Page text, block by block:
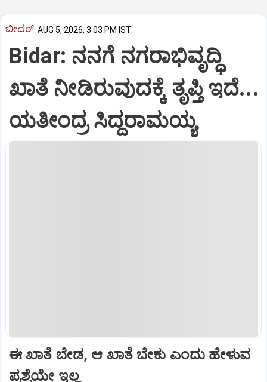
ಬೀದರ್ AUG 5, 2026, 3:03 PM IST
Bidar: ನನಗೆ ನಗರಾಭಿವೃದ್ಧಿ
ಖಾತೆ ನೀಡಿರುವುದಕ್ಕೆ ತೃಪ್ತಿ ಇದೆ...
ಯತೀಂದ್ರ ಸಿದ್ದರಾಮಯ್ಯ
ಈ ಖಾತೆ ಬೇಡ, ಆ ಖಾತೆ ಬೇಕು ಎಂದು ಹೇಳುವ
ಪ್ರಶ್ನೆಯೇ ಇಲ್ಲ